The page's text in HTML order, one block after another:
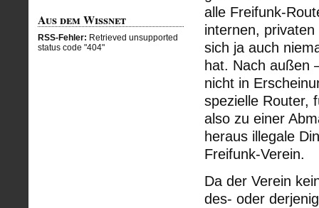
alle Freifunk-
internen,
sich ja auch
hat. Nach außen
nicht in
spezielle Router,
also zu einer
heraus illegale
Freifunk-Verein.
Da der Verein
des- oder
Aus dem Wissnet
RSS-Fehler: Retrieved unsupported
status code "404"